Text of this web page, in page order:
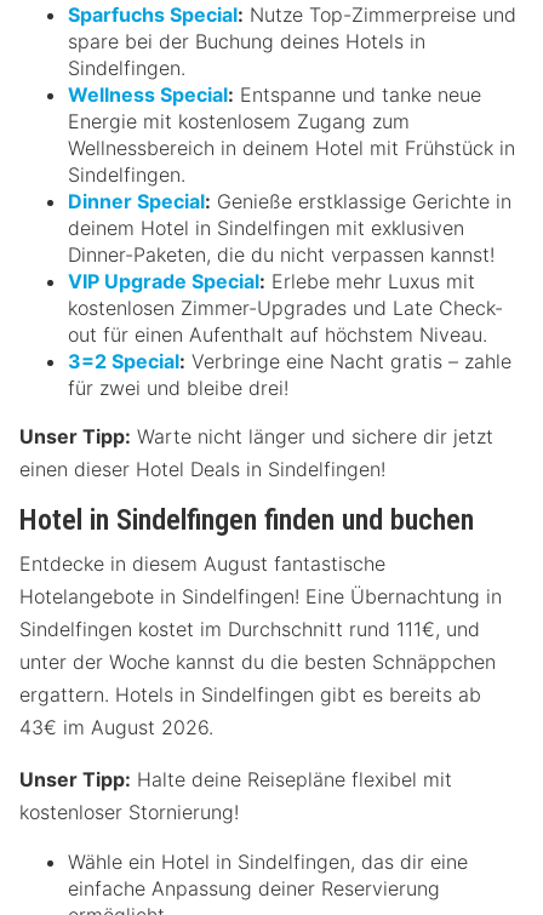
Sparfuchs Special: Nutze Top-Zimmerpreise und
spare bei der Buchung deines Hotels in
Sindelfingen.
Wellness Special: Entspanne und tanke neue
Energie mit kostenlosem Zugang zum
Wellnessbereich in deinem Hotel mit Frühstück in
Sindelfingen.
Dinner Special: Genieße erstklassige Gerichte in
deinem Hotel in Sindelfingen mit exklusiven
Dinner-Paketen, die du nicht verpassen kannst!
VIP Upgrade Special: Erlebe mehr Luxus mit
kostenlosen Zimmer-Upgrades und Late Check-
out für einen Aufenthalt auf höchstem Niveau.
3=2 Special: Verbringe eine Nacht gratis – zahle
für zwei und bleibe drei!
Unser Tipp: Warte nicht länger und sichere dir jetzt
einen dieser Hotel Deals in Sindelfingen!
Hotel in Sindelfingen finden und buchen
Entdecke in diesem August fantastische
Hotelangebote in Sindelfingen! Eine Übernachtung in
Sindelfingen kostet im Durchschnitt rund 111€, und
unter der Woche kannst du die besten Schnäppchen
ergattern. Hotels in Sindelfingen gibt es bereits ab
43€ im August 2026.
Unser Tipp: Halte deine Reisepläne flexibel mit
kostenloser Stornierung!
Wähle ein Hotel in Sindelfingen, das dir eine
einfache Anpassung deiner Reservierung